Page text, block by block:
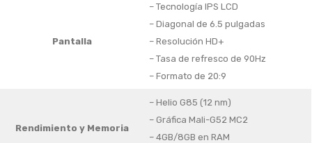
Pantalla
– Tecnología IPS LCD
– Diagonal de 6.5 pulgadas
– Resolución HD+
– Tasa de refresco de 90Hz
– Formato de 20:9
Rendimiento y Memoria
– Helio G85 (12 nm)
– Gráfica Mali-G52 MC2
– 4GB/8GB en RAM